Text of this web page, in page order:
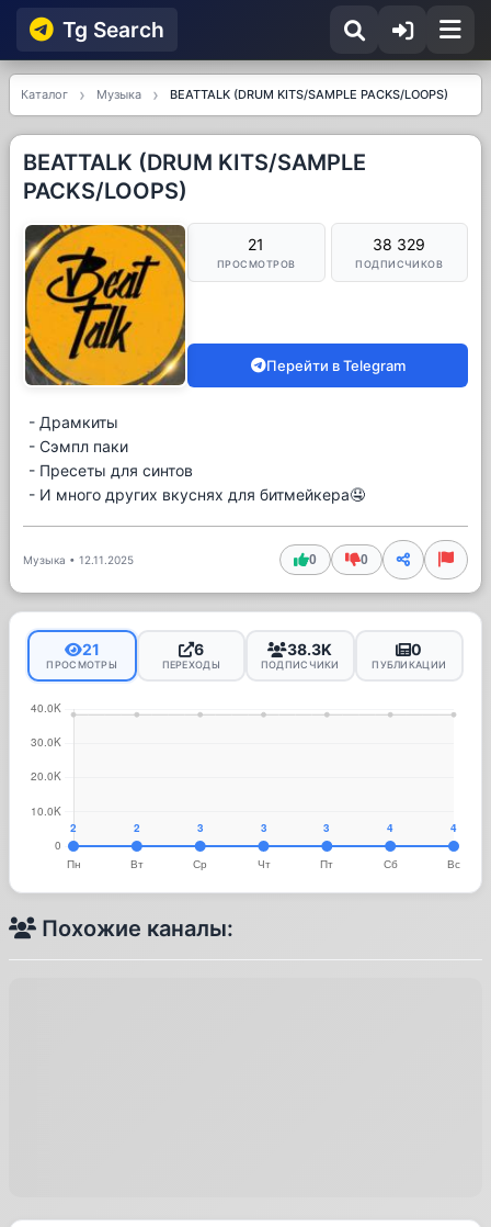
Tg Searсh
Каталог Музыка BEATTALK (DRUM KITS/SAMPLE PACKS/LOOPS)
BEATTALK (DRUM KITS/SAMPLE
PACKS/LOOPS)
21
ПРОСМОТРОВ
38 329
ПОДПИСЧИКОВ
Перейти в Telegram
- Драмкиты
- Сэмпл паки
- Пресеты для синтов
- И много других вкуснях для битмейкера🤤
Музыка • 12.11.2025 0 0
21
ПРОСМОТРЫ
6
ПЕРЕХОДЫ
38.3K
ПОДПИСЧИКИ
0
ПУБЛИКАЦИИ
Похожие каналы: